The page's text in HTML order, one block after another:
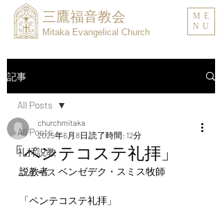
三鷹福音教会
Mitaka Evangelical Church
ME
NU
記事
All Posts
礼拝説教
ニュース
All Posts
「ペンテコステ礼拝」
churchmitaka
2025年6月8日 読了時間: 12分
説教者：ベンゼデク・スミス牧師
「ペンテコステ礼拝」